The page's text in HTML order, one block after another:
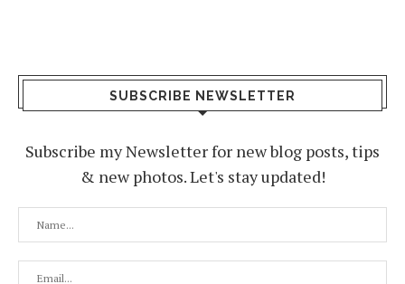
SUBSCRIBE NEWSLETTER
Subscribe my Newsletter for new blog posts, tips
& new photos. Let's stay updated!